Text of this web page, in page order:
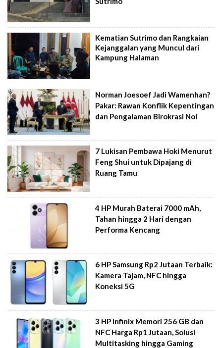
Kematian Sutrimo dan Rangkaian
Kejanggalan yang Muncul dari
Kampung Halaman
Norman Joesoef Jadi Wamenhan?
Pakar: Rawan Konflik Kepentingan
dan Pengalaman Birokrasi Nol
7 Lukisan Pembawa Hoki Menurut
Feng Shui untuk Dipajang di
Ruang Tamu
4 HP Murah Baterai 7000 mAh,
Tahan hingga 2 Hari dengan
Performa Kencang
6 HP Samsung Rp2 Jutaan Terbaik:
Kamera Tajam, NFC hingga
Koneksi 5G
3 HP Infinix Memori 256 GB dan
NFC Harga Rp1 Jutaan, Solusi
Multitasking hingga Gaming